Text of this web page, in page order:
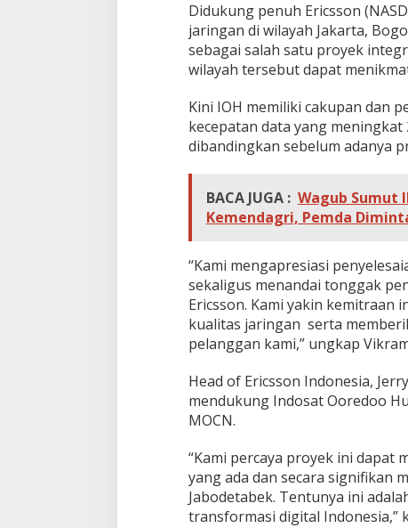
Didukung penuh Ericsson
jaringan di wilayah Jakarta,
sebagai salah satu proyek
wilayah tersebut dapat
Kini IOH memiliki cakupan dan
kecepatan data yang
dibandingkan sebelum adanya
BACA JUGA : Wagub Sumut
Kemendagri, Pemda
“Kami mengapresiasi
sekaligus menandai tonggak
Ericsson. Kami yakin kemitraan
kualitas jaringan serta
pelanggan kami,” ungkap
Head of Ericsson Indonesia,
mendukung Indosat Ooredoo
MOCN.
“Kami percaya proyek ini
yang ada dan secara signifikan
Jabodetabek. Tentunya ini
transformasi digital Indonesia,”